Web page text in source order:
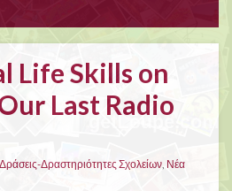
Life Skills on
Our Last Radio
Δράσεις-Δραστηριότητες Σχολείων, Νέα